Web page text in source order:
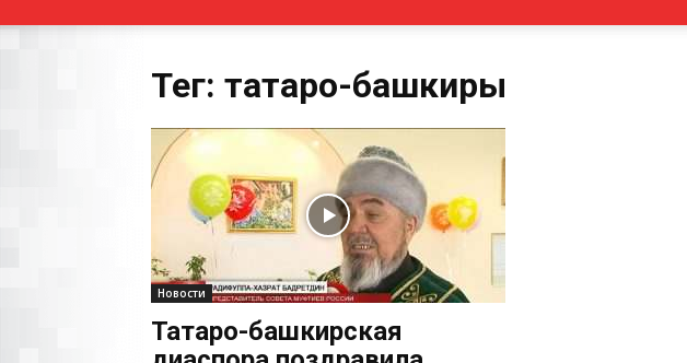
Тег: татаро-башкиры
Новости
Татаро-башкирская